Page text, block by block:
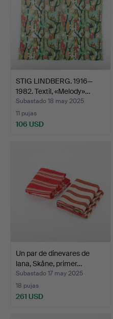
STIG LINDBERG. 1916—
1982. Textil, «Melody»…
Subastado 18 may 2025
11 pujas
106 USD
Un par de dinevares de
lana, Skåne, primer…
Subastado 17 may 2025
18 pujas
261 USD